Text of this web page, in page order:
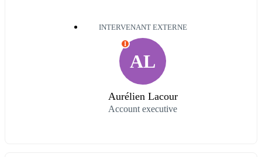
INTERVENANT EXTERNE
AL
I
Aurélien Lacour
Account executive